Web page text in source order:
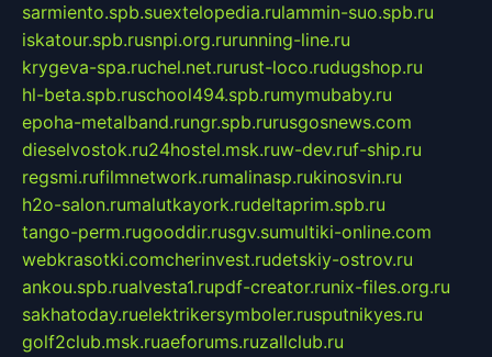
sarmiento.spb.suextelopedia.rulammin-suo.spb.ru
iskatour.spb.rusnpi.org.rurunning-line.ru
krygeva-spa.ruchel.net.rurust-loco.rudugshop.ru
hl-beta.spb.ruschool494.spb.rumymubaby.ru
epoha-metalband.rungr.spb.rurusgosnews.com
dieselvostok.ru24hostel.msk.ruw-dev.ruf-ship.ru
regsmi.rufilmnetwork.rumalinasp.rukinosvin.ru
h2o-salon.rumalutkayork.rudeltaprim.spb.ru
tango-perm.rugooddir.rusgv.sumultiki-online.com
webkrasotki.comcherinvest.rudetskiy-ostrov.ru
ankou.spb.rualvesta1.rupdf-creator.runix-files.org.ru
sakhatoday.ruelektrikersymboler.rusputnikyes.ru
golf2club.msk.ruaeforums.ruzallclub.ru